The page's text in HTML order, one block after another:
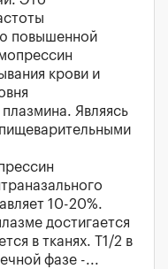
повышенной
крови и
Являясь
10-20%.
достигается
в тканях. T1/2 в
фазе -...